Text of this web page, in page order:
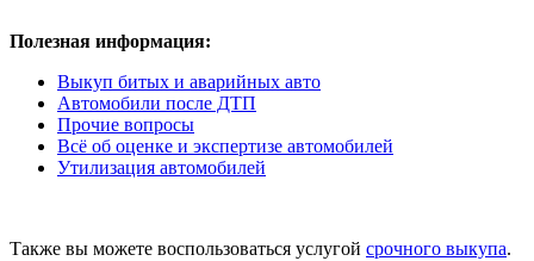
Полезная информация:
Выкуп битых и аварийных авто
Автомобили после ДТП
Прочие вопросы
Всё об оценке и экспертизе автомобилей
Утилизация автомобилей
Также вы можете воспользоваться услугой срочного выкупа.